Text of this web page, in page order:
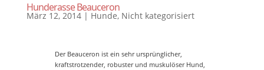
Hunderasse Beauceron
März 12, 2014| Hunde, Nicht kategorisiert
Der Beauceron ist ein sehr ursprünglicher,
kraftstrotzender, robuster und muskulöser Hund,